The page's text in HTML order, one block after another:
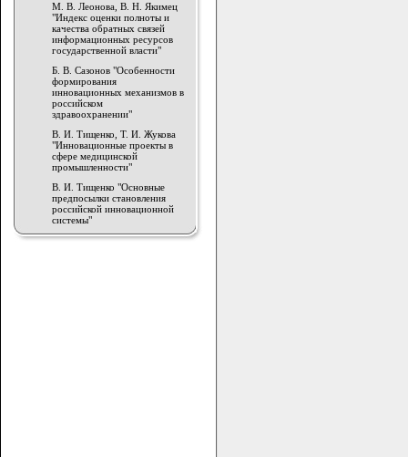
М. В. Леонова, В. Н. Якимец
"Индекс оценки полноты и
качества обратных связей
информационных ресурсов
государственной власти"
Б. В. Сазонов "Особенности
формирования
инновационных механизмов в
российском
здравоохранении"
В. И. Тищенко, Т. И. Жукова
"Инновационные проекты в
сфере медицинской
промышленности"
В. И. Тищенко "Основные
предпосылки становления
российской инновационной
системы"